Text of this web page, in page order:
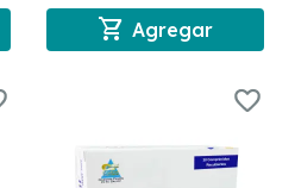
shopping_cart Agregar